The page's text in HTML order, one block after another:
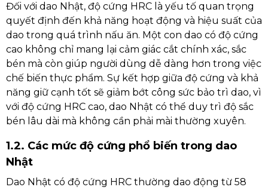
Đối với dao Nhật, độ cứng HRC là yếu tố quan trọng
quyết định đến khả năng hoạt động và hiệu suất của
dao trong quá trình nấu ăn. Một con dao có độ cứng
cao không chỉ mang lại cảm giác cắt chính xác, sắc
bén mà còn giúp người dùng dễ dàng hơn trong việc
chế biến thực phẩm. Sự kết hợp giữa độ cứng và khả
năng giữ cạnh tốt sẽ giảm bớt công sức bảo trì dao, vì
với độ cứng HRC cao, dao Nhật có thể duy trì độ sắc
bén lâu dài mà không cần phải mài thường xuyên.
1.2. Các mức độ cứng phổ biến trong dao
Nhật
Dao Nhật có độ cứng HRC thường dao động từ 58